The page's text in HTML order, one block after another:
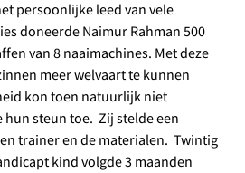
persoonlijke leed van vele
doneerde Naimur Rahman 500
van 8 naaimachines. Met deze
meer welvaart te kunnen
kon toen natuurlijk niet
hun steun toe. Zij stelde een
trainer en de materialen. Twintig
kind volgde 3 maanden